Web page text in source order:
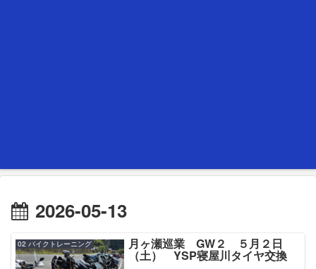
2026-05-13
02 バイクトレーニング 月ヶ瀬巡業 GW２ ５月２日
（土） YSP寝屋川タイヤ交換